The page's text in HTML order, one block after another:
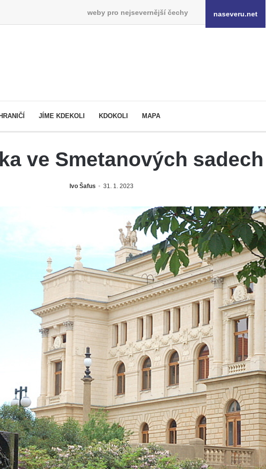
weby pro nejsevernější čechy naseveru.net
JÍME KDEKOLI KDOKOLI MAPA
ve Smetanových
Ivo Šafus 31. 1. 2023